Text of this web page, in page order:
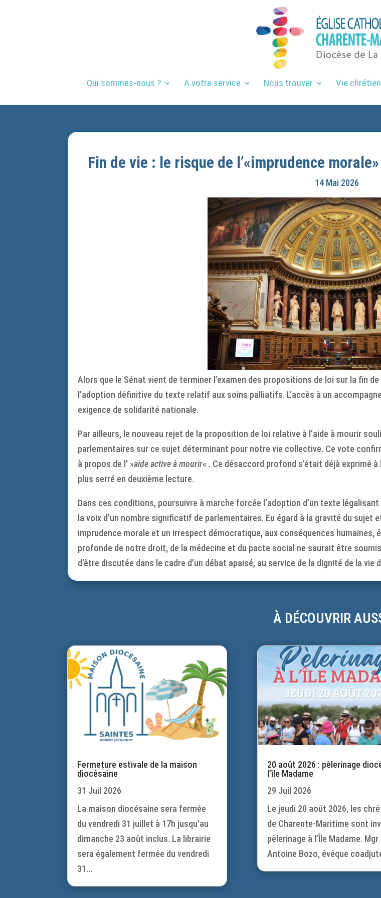
Qui sommes-nous ? A votre service Nous trouver Vie
Fin de vie : le risque de l’«imprudence
14 Mai 2026
Alors que le Sénat vient de terminer l’examen des propositions de loi sur la fin
l’adoption définitive du texte relatif aux soins palliatifs. L’accès à un
exigence de solidarité nationale.
Par ailleurs, le nouveau rejet de la proposition de loi relative à l’aide à mourir
parlementaires sur ce sujet déterminant pour notre vie collective. Ce vote
à propos de l' »aide active à mourir« . Ce désaccord profond s’était déjà exprimé
plus serré en deuxième lecture.
Dans ces conditions, poursuivre à marche forcée l’adoption d’un texte
la voix d’un nombre significatif de parlementaires. Eu égard à la gravité du
imprudence morale et un irrespect démocratique, aux conséquences
profonde de notre droit, de la médecine et du pacte social ne saurait être
d’être discutée dans le cadre d’un débat apaisé, au service de la dignité de la
À DÉCOUVRIR
Fermeture estivale de la maison
diocésaine
31 Juil 2026
La maison diocésaine sera fermée
du vendredi 31 juillet à 17h jusqu'au
dimanche 23 août inclus. La librairie
sera également fermée du vendredi
31...
20 août 2026 : pèlerinage
l’île Madame
29 Juil 2026
Le jeudi 20 août 2026, les
de Charente-Maritime sont
pèlerinage à l’Île Madame.
Antoine Bozo, évêque